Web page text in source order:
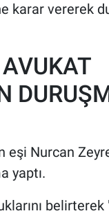
karar vererek
eşi Nurcan
yaptı.